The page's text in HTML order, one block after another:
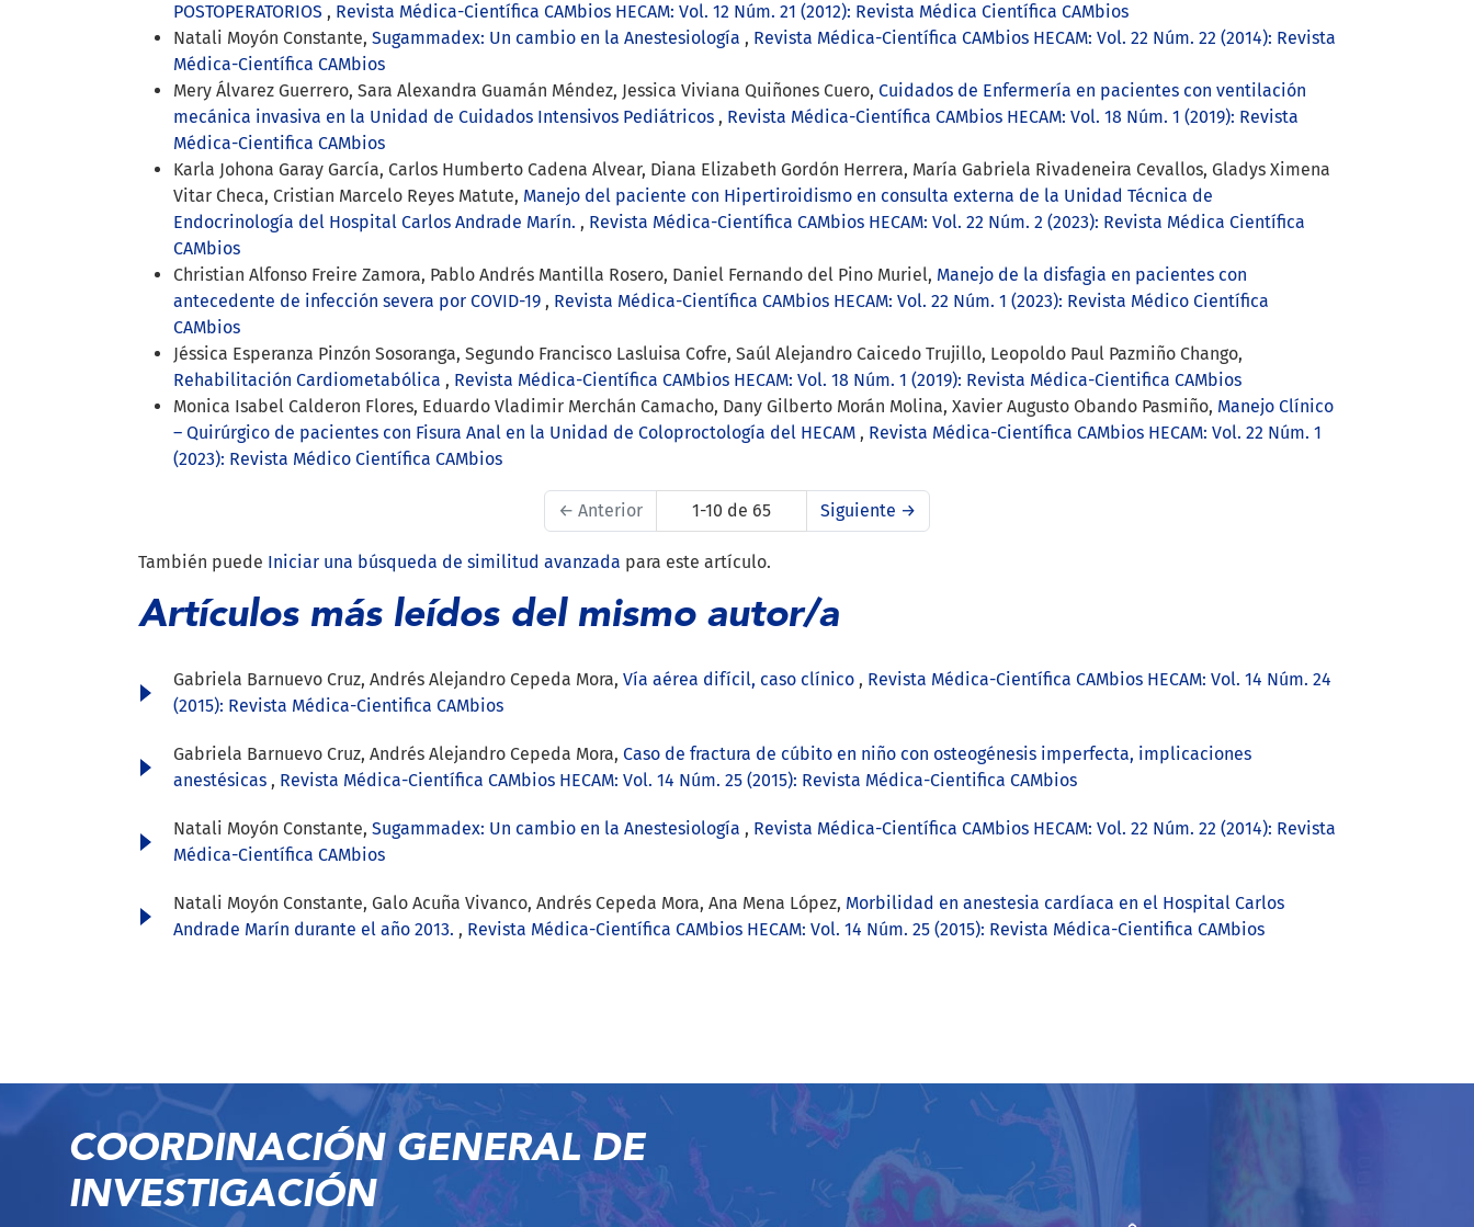
POSTOPERATORIOS , Revista Médica-Científica CAMbios HECAM: Vol. 12 Núm. 21 (2012): Revista Médica Científica CAMbios
Natali Moyón Constante, Sugammadex: Un cambio en la Anestesiología , Revista Médica-Científica CAMbios HECAM: Vol. 22 Núm. 22 (2014): Revista
Médica-Científica CAMbios
Mery Álvarez Guerrero, Sara Alexandra Guamán Méndez, Jessica Viviana Quiñones Cuero, Cuidados de Enfermería en pacientes con ventilación
mecánica invasiva en la Unidad de Cuidados Intensivos Pediátricos , Revista Médica-Científica CAMbios HECAM: Vol. 18 Núm. 1 (2019): Revista
Médica-Cientifica CAMbios
Karla Johona Garay García, Carlos Humberto Cadena Alvear, Diana Elizabeth Gordón Herrera, María Gabriela Rivadeneira Cevallos, Gladys Ximena
Vitar Checa, Cristian Marcelo Reyes Matute, Manejo del paciente con Hipertiroidismo en consulta externa de la Unidad Técnica de
Endocrinología del Hospital Carlos Andrade Marín. , Revista Médica-Científica CAMbios HECAM: Vol. 22 Núm. 2 (2023): Revista Médica Científica
CAMbios
Christian Alfonso Freire Zamora, Pablo Andrés Mantilla Rosero, Daniel Fernando del Pino Muriel, Manejo de la disfagia en pacientes con
antecedente de infección severa por COVID-19 , Revista Médica-Científica CAMbios HECAM: Vol. 22 Núm. 1 (2023): Revista Médico Científica
CAMbios
Jéssica Esperanza Pinzón Sosoranga, Segundo Francisco Lasluisa Cofre, Saúl Alejandro Caicedo Trujillo, Leopoldo Paul Pazmiño Chango,
Rehabilitación Cardiometabólica , Revista Médica-Científica CAMbios HECAM: Vol. 18 Núm. 1 (2019): Revista Médica-Cientifica CAMbios
Monica Isabel Calderon Flores, Eduardo Vladimir Merchán Camacho, Dany Gilberto Morán Molina, Xavier Augusto Obando Pasmiño, Manejo Clínico
– Quirúrgico de pacientes con Fisura Anal en la Unidad de Coloproctología del HECAM , Revista Médica-Científica CAMbios HECAM: Vol. 22 Núm. 1
(2023): Revista Médico Científica CAMbios
← Anterior 1-10 de 65 Siguiente →
También puede Iniciar una búsqueda de similitud avanzada para este artículo.
Artículos más leídos del mismo autor/a
Gabriela Barnuevo Cruz, Andrés Alejandro Cepeda Mora, Vía aérea difícil, caso clínico , Revista Médica-Científica CAMbios HECAM: Vol. 14 Núm. 24
(2015): Revista Médica-Cientifica CAMbios
Gabriela Barnuevo Cruz, Andrés Alejandro Cepeda Mora, Caso de fractura de cúbito en niño con osteogénesis imperfecta, implicaciones
anestésicas , Revista Médica-Científica CAMbios HECAM: Vol. 14 Núm. 25 (2015): Revista Médica-Cientifica CAMbios
Natali Moyón Constante, Sugammadex: Un cambio en la Anestesiología , Revista Médica-Científica CAMbios HECAM: Vol. 22 Núm. 22 (2014): Revista
Médica-Científica CAMbios
Natali Moyón Constante, Galo Acuña Vivanco, Andrés Cepeda Mora, Ana Mena López, Morbilidad en anestesia cardíaca en el Hospital Carlos
Andrade Marín durante el año 2013. , Revista Médica-Científica CAMbios HECAM: Vol. 14 Núm. 25 (2015): Revista Médica-Cientifica CAMbios
COORDINACIÓN GENERAL DE
INVESTIGACIÓN